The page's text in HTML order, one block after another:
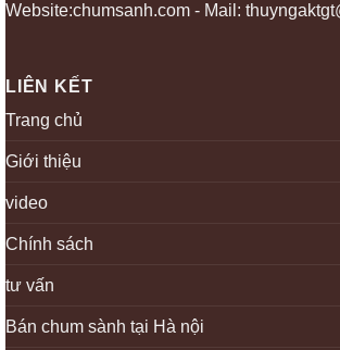
Website:chumsanh.com - Mail:
LIÊN KẾT
Trang chủ
Giới thiệu
video
Chính sách
tư vấn
Bán chum sành tại Hà nội